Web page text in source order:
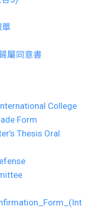
屬同意書
College
Form
Thesis Oral